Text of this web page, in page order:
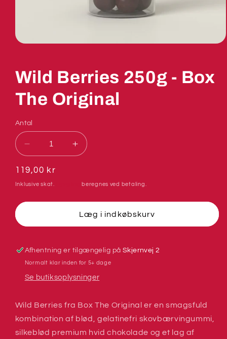
Wild Berries 250g - Box
The Original
Antal
Reducer
antallet
for
Wild
250g
Box
Original
Øg
antallet
Wild
250g
Box
Original
Normalpris
119,00 kr
Inklusive skat. beregnes ved betaling.
Læg i indkøbskurv
Afhentning er tilgængelig på Skjernvej 2
Normalt klar inden for 5+ dage
Se butiksoplysninger
Wild Berries fra Box The Original er en smagsfuld
kombination af blød, gelatinefri skovbærvingummi,
silkeblød premium hvid chokolade og et lag af